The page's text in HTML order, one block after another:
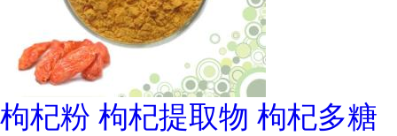
枸杞粉 枸杞提取物 枸杞多糖